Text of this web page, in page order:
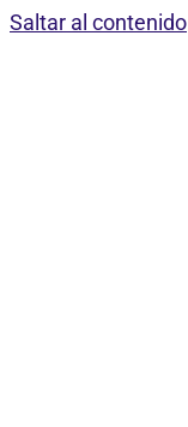
Saltar al contenido